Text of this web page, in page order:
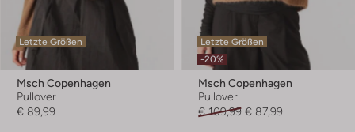
Letzte Größen
Msch Copenhagen
Pullover
€ 89,99
Letzte Größen
-20%
Msch Copenhagen
Pullover
€ 109,99 € 87,99